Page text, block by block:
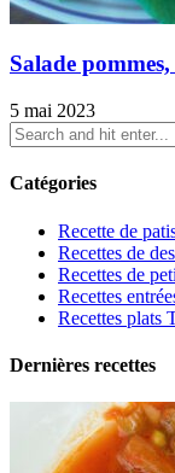
Salade
5 mai 2023
Catégories
Recette de
Recettes de
Recettes de
Recettes
Recettes plats
Dernières recettes